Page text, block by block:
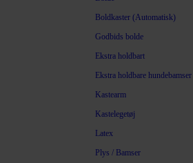
Boldkaster (Automatisk)
Godbids bolde
Ekstra holdbart
Ekstra holdbare hundebamser
Kastearm
Kastelegetøj
Latex
Plys / Bamser